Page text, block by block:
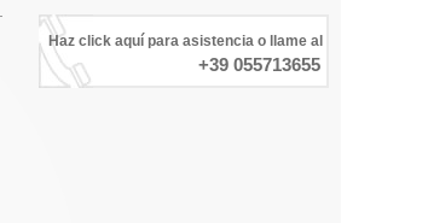
Haz click aquí para asistencia o llame al
+39 055713655